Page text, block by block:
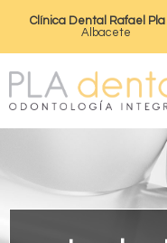
Clínica Dental Rafael Pla
Albacete